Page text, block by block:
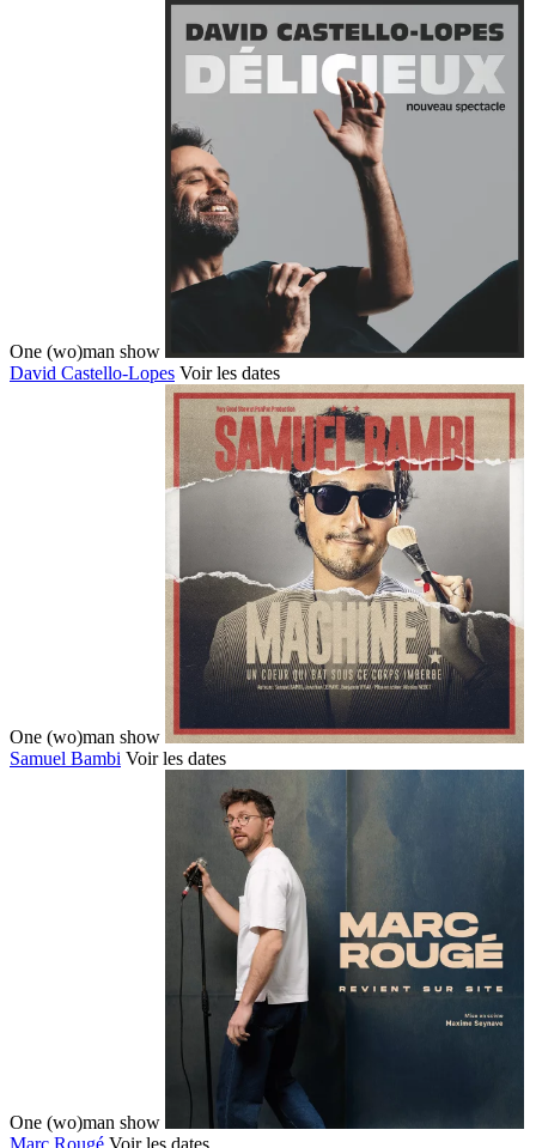
One (wo)man show
David Castello-Lopes Voir les dates
One (wo)man show
Samuel Bambi Voir les dates
One (wo)man show
Marc Rougé Voir les dates